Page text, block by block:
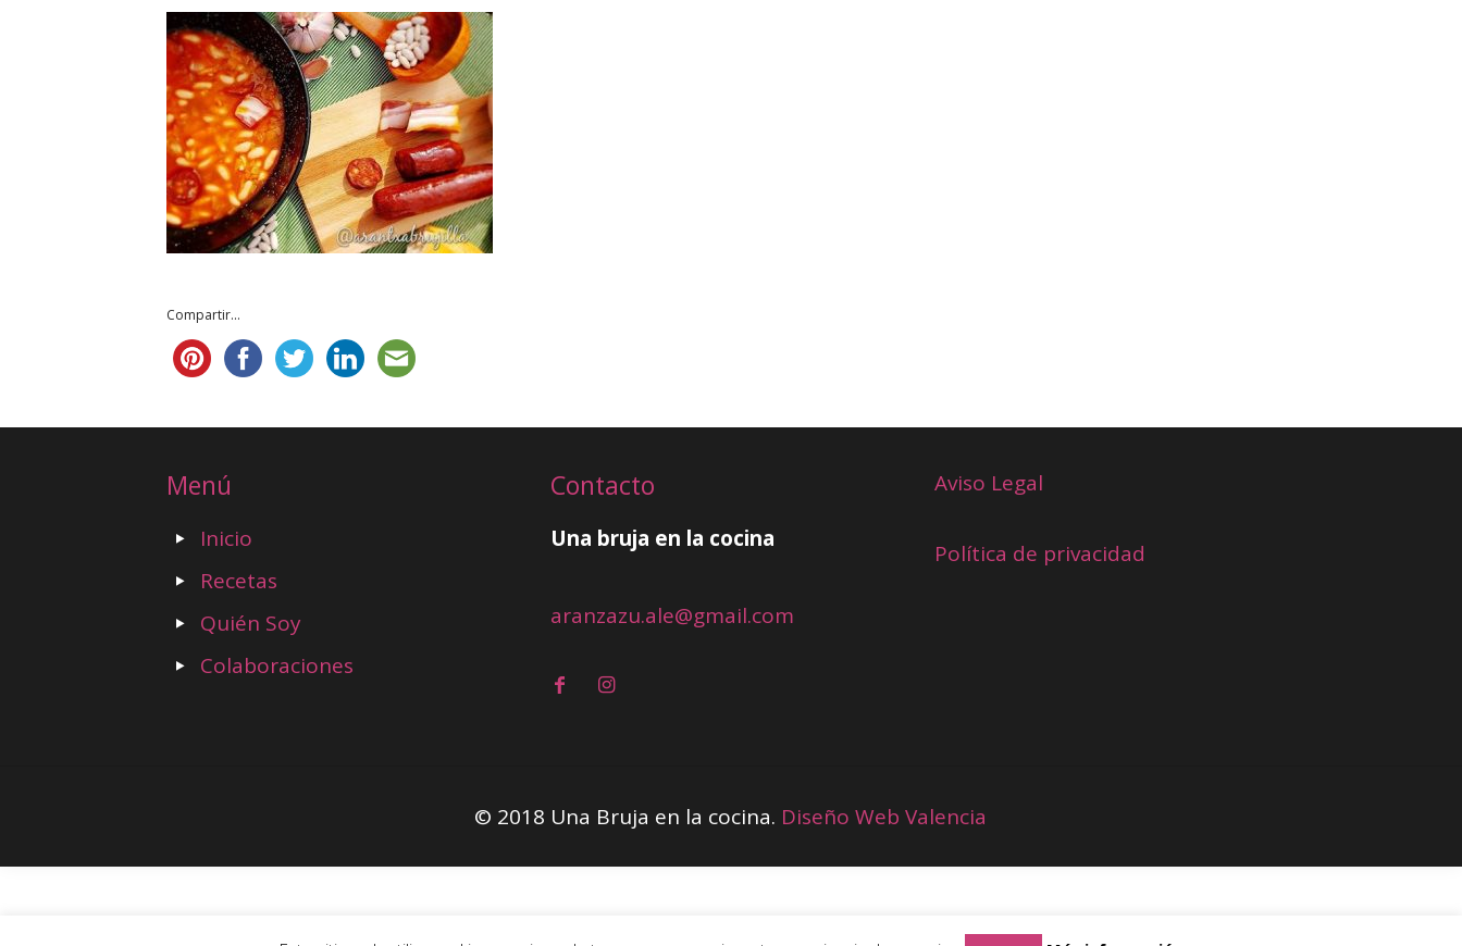
Compartir...
Menú
Inicio
Recetas
Quién Soy
Colaboraciones
Contacto
Una bruja en la cocina
aranzazu.ale@gmail.com
Aviso Legal
Política de privacidad
© 2018 Una Bruja en la cocina. Diseño Web Valencia